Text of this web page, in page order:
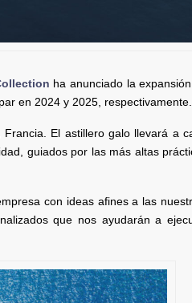
ha anunciado la
en 2024 y 2025, respectivamente.
Francia. El astillero galo llevará a
guiados por las más altas
con ideas afines a las
que nos ayudarán a